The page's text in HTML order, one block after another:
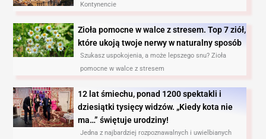
Kontynencie
Zioła pomocne w walce z stresem. Top 7 ziół,
które ukoją twoje nerwy w naturalny sposób
Szukasz uspokojenia, a może lepszego snu? Zioła
pomocne w walce z stresem
12 lat śmiechu, ponad 1200 spektakli i
dziesiątki tysięcy widzów. „Kiedy kota nie
ma…” świętuje urodziny!
Jedna z najbardziej rozpoznawalnych i uwielbianych